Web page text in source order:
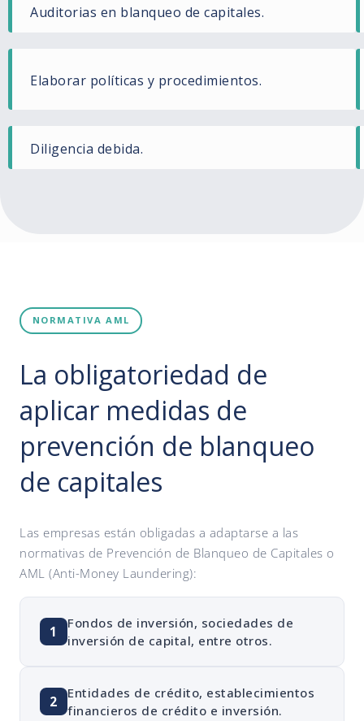
Auditorias en blanqueo de capitales.
Elaborar políticas y procedimientos.
Diligencia debida.
NORMATIVA AML
La obligatoriedad de
aplicar medidas de
prevención de blanqueo
de capitales
Las empresas están obligadas a adaptarse a las
normativas de Prevención de Blanqueo de Capitales o
AML (Anti-Money Laundering):
1
Fondos de inversión, sociedades de
inversión de capital, entre otros.
2
Entidades de crédito, establecimientos
financieros de crédito e inversión.